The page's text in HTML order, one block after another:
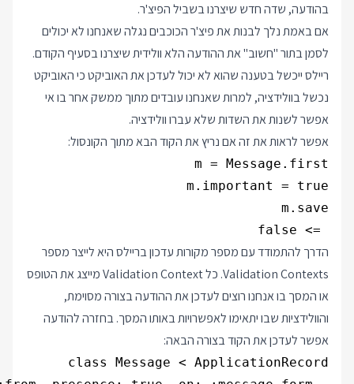
בהודעה, שדה חדש שיצרנו בשביל הפיצ'ר.
אם באמת נלך לבנות את פיצ'ר הכוכבים נגלה שאנחנו לא יכולים
לסמן בתור "חשוב" את ההודעה הלא וולידית שיצרנו בסעיף הקודם.
ריילס ייכשל בטענה שהוא לא יכול לעדכן את האוביקט כי האוביקט
נכשל בוולידציה, למרות שאנחנו עובדים מתוך ממשק אחר בו אי
אפשר לשנות את השדות שלא עברו וולידציה.
אפשר לראות את זה אם נריץ את הקוד הבא מתוך הקונסול:
=> false
הדרך להתמודד עם מספר מקורות עדכון בריילס היא לייצר מספר
Validation Contexts. כל Validation Context מייצג את הטופס
או המסך בו אנחנו רוצים לעדכן את ההודעה בצורה מסוימת,
והוולידציות שבו יתאימו לאפשרויות באותו המסך. בחזרה להודעה
אפשר לעדכן את הקוד בצורה הבאה: